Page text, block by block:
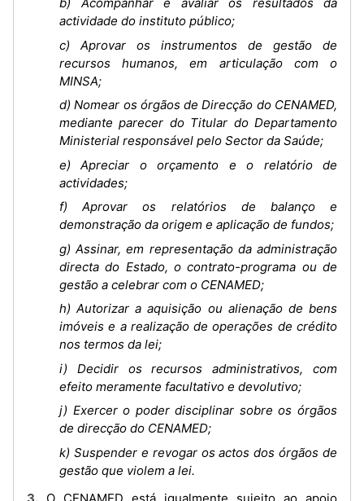
actividade do instituto público;
c) Aprovar os instrumentos de gestão de
recursos humanos, em articulação com o
MINSA;
d) Nomear os órgãos de Direcção do CENAMED,
mediante parecer do Titular do Departamento
Ministerial responsável pelo Sector da Saúde;
e) Apreciar o orçamento e o relatório de
actividades;
f) Aprovar os relatórios de balanço e
demonstração da origem e aplicação de fundos;
g) Assinar, em representação da administração
directa do Estado, o contrato-programa ou de
gestão a celebrar com o CENAMED;
h) Autorizar a aquisição ou alienação de bens
imóveis e a realização de operações de crédito
nos termos da lei;
i) Decidir os recursos administrativos, com
efeito meramente facultativo e devolutivo;
j) Exercer o poder disciplinar sobre os órgãos
de direcção do CENAMED;
k) Suspender e revogar os actos dos órgãos de
gestão que violem a lei.
3. O CENAMED está igualmente sujeito ao apoio